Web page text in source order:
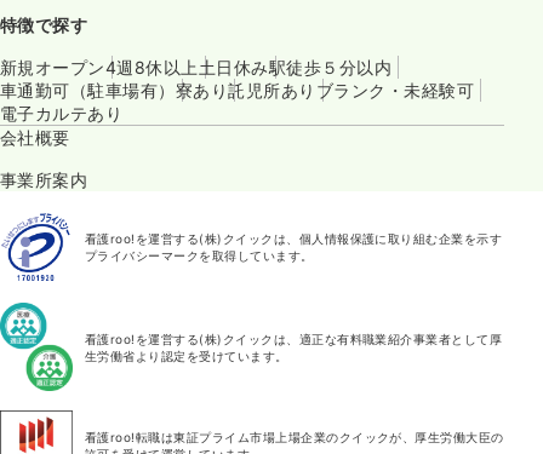
特徴で探す
新規オープン4週8休以上 土日休み駅徒歩５分以内
車通勤可（駐車場有） 寮あり託児所あり ブランク・未経験可
電子カルテあり
会社概要
事業所案内
看護roo!を運営する(株)クイックは、個人情報保護に取り組む企業を示す
プライバシーマークを取得しています。
看護roo!を運営する(株)クイックは、適正な有料職業紹介事業者として厚
生労働省より認定を受けています。
看護roo!転職は東証プライム市場上場企業のクイックが、厚生労働大臣の